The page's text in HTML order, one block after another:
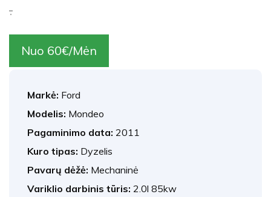
.
Nuo 60€/Mėn
Markė: Ford
Modelis: Mondeo
Pagaminimo data: 2011
Kuro tipas: Dyzelis
Pavarų dėžė: Mechaninė
Variklio darbinis tūris: 2.0l 85kw